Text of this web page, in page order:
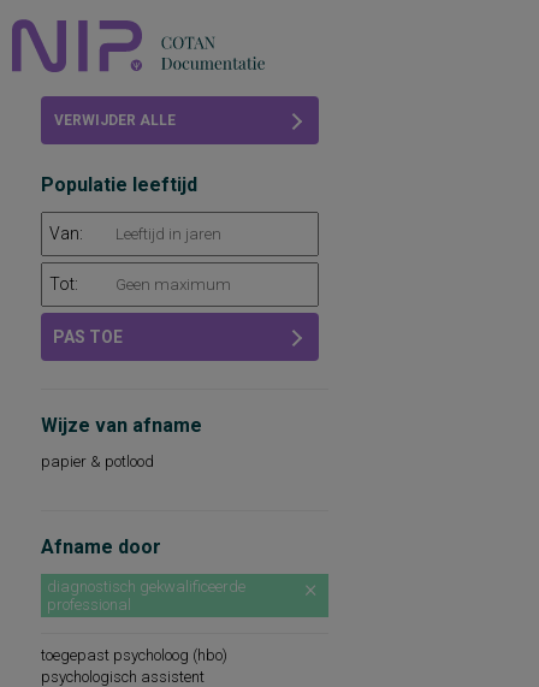
Abonneren
VERWIJDER ALLE
Populatie leeftijd
Van:
Tot:
PAS TOE
Wijze van afname
papier & potlood
Afname door
diagnostisch gekwalificeerde
professional
toegepast psycholoog (hbo)
psychologisch assistent